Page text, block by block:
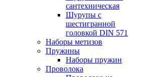
сантехническая
Шурупы с
шестигранной
головкой DIN 571
Наборы метизов
Пружины
Наборы пружин
Проволока